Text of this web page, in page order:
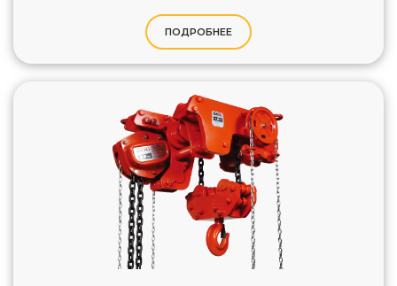
ПОДРОБНЕЕ